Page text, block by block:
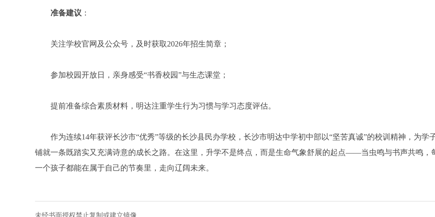
准备建议 ：
关注学校官网及公众号，及时获取2026年招生简章；
参加校园开放日，亲身感受“书香校园”与生态课堂；
提前准备综合素质材料，明达注重学生行为习惯与学习态度评估。
作为连续14年获评长沙市“优秀”等级的长沙县民办学校，长沙市明达中学初中部以“坚苦真诚”的校训精神，为学
铺就一条既踏实又充满诗意的成长之路。在这里，升学不是终点，而是生命气象舒展的起点——当虫鸣与书声共鸣，
一个孩子都能在属于自己的节奏里，走向辽阔未来。
未经书面授权禁止复制或建立镜像